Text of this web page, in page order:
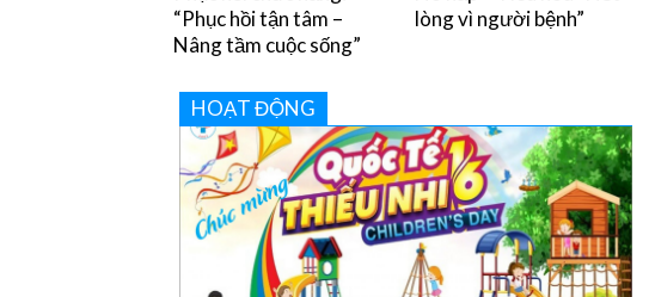
“Phục hồi tận tâm –
Nâng tầm cuộc sống”
lòng vì người bệnh”
HOẠT ĐỘNG